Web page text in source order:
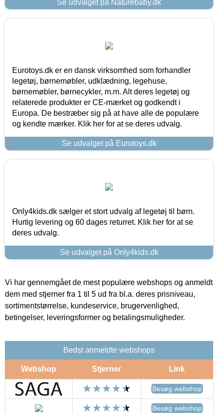
Se udvalget på Naturebaby.dk
Eurotoys.dk er en dansk virksomhed som forhandler
legetøj, børnemøbler, udklædning, legehuse,
børnemøbler, børnecykler, m.m. Alt deres legetøj og
relaterede produkter er CE-mærket og godkendt i
Europa. De bestræber sig på at have alle de populære
og kendte mærker. Klik her for at se deres udvalg.
Se udvalget på Eurotoys.dk
Only4kids.dk sælger et stort udvalg af legetøj til børn.
Hurtig levering og 60 dages returret. Klik her for at se
deres udvalg.
Se udvalget på Only4kids.dk
Vi har gennemgået de mest populære webshops og anmeldt
dem med stjerner fra 1 til 5 ud fra bl.a. deres prisniveau,
sortimentstørrelse, kundeservice, brugervenlighed,
betingelser, leveringsformer og betalingsmuligheder.
Bedst anmeldte webshops
Webshop Stjerner Link
Besøg webshop
Besøg webshop